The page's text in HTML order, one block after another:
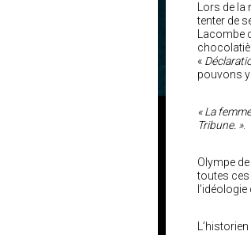
Lors de
tenter de
Lacombe
«
pouvons y
« La
Tribune. ».
Olympe
toutes ces